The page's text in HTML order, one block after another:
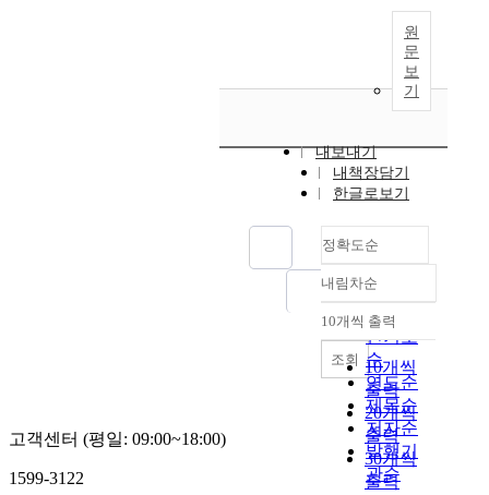
원
문
보
기
내보내기
내책장담기
한글로보기
정확도순
정확도
순
인기도
순
연도순
제목순
저자순
발행기
관순
내림차순
내림차순
10개씩 출력
10개씩
출력
20개씩
출력
30개씩
출력
조회
고객센터 (평일: 09:00~18:00)
1599-3122